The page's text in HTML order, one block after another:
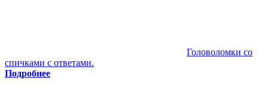
Головоломки со
спичками с ответами.
Подробнее